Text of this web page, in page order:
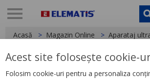
Acasă Magazin Online Aparataj
< Mureva
Acest site folosește cookie-
Folosim cookie-uri pentru a personaliza